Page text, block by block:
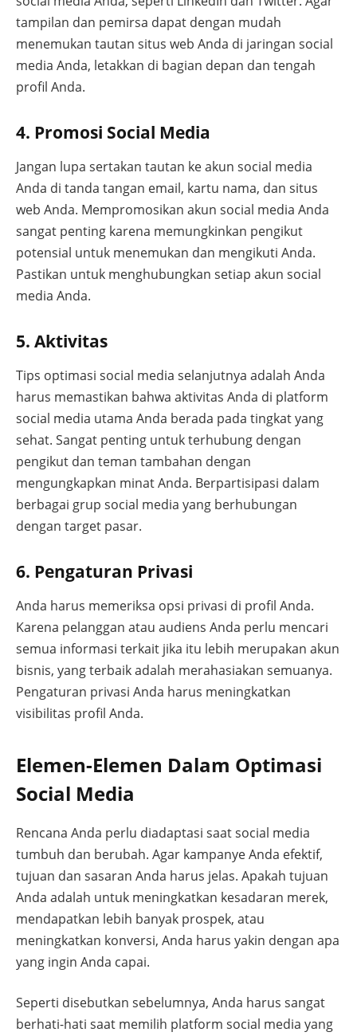
tampilan dan pemirsa dapat dengan mudah
menemukan tautan situs web Anda di jaringan social
media Anda, letakkan di bagian depan dan tengah
profil Anda.
4. Promosi Social Media
Jangan lupa sertakan tautan ke akun social media
Anda di tanda tangan email, kartu nama, dan situs
web Anda. Mempromosikan akun social media Anda
sangat penting karena memungkinkan pengikut
potensial untuk menemukan dan mengikuti Anda.
Pastikan untuk menghubungkan setiap akun social
media Anda.
5. Aktivitas
Tips optimasi social media selanjutnya adalah Anda
harus memastikan bahwa aktivitas Anda di platform
social media utama Anda berada pada tingkat yang
sehat. Sangat penting untuk terhubung dengan
pengikut dan teman tambahan dengan
mengungkapkan minat Anda. Berpartisipasi dalam
berbagai grup social media yang berhubungan
dengan target pasar.
6. Pengaturan Privasi
Anda harus memeriksa opsi privasi di profil Anda.
Karena pelanggan atau audiens Anda perlu mencari
semua informasi terkait jika itu lebih merupakan akun
bisnis, yang terbaik adalah merahasiakan semuanya.
Pengaturan privasi Anda harus meningkatkan
visibilitas profil Anda.
Elemen-Elemen Dalam Optimasi
Social Media
Rencana Anda perlu diadaptasi saat social media
tumbuh dan berubah. Agar kampanye Anda efektif,
tujuan dan sasaran Anda harus jelas. Apakah tujuan
Anda adalah untuk meningkatkan kesadaran merek,
mendapatkan lebih banyak prospek, atau
meningkatkan konversi, Anda harus yakin dengan apa
yang ingin Anda capai.
Seperti disebutkan sebelumnya, Anda harus sangat
berhati-hati saat memilih platform social media yang